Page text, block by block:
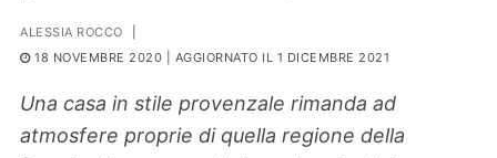
PIANTE
Search for:
ALESSIA ROCCO
18 NOVEMBRE 2020 | AGGIORNATO IL 1 DICEMBRE 2021
Una casa in stile provenzale rimanda ad
atmosfere proprie di quella regione della